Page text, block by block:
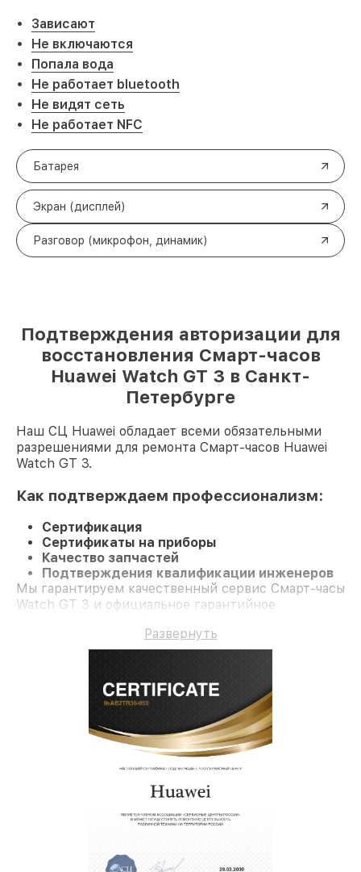
Зависают
Не включаются
Попала вода
Не работает bluetooth
Не видят сеть
Не работает NFC
Батарея
Экран (дисплей)
Разговор (микрофон, динамик)
Подтверждения авторизации для
восстановления Смарт-часов
Huawei Watch GT 3 в Санкт-
Петербурге
Наш СЦ Huawei обладает всеми обязательными
разрешениями для ремонта Смарт-часов Huawei
Watch GT 3.
Как подтверждаем профессионализм:
Сертификация
Сертификаты на приборы
Качество запчастей
Подтверждения квалификации инженеров
Мы гарантируем качественный сервис Смарт-часы
Watch GT 3 и официальное гарантийное
Развернуть